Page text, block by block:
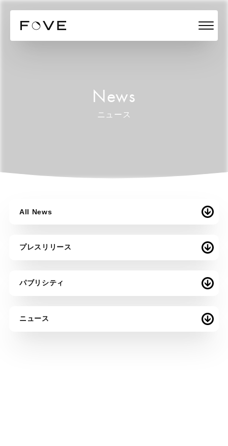
News
ニュース
All News
プレスリリース
パブリシティ
ニュース